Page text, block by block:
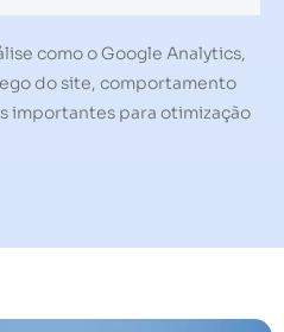
como o Google Analytics,
do site, comportamento
importantes para otimização